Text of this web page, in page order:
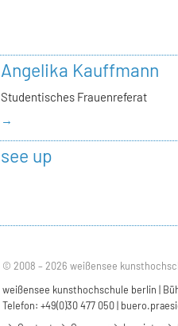
Angelika Kauffmann
Studentisches Frauenreferat
→
see up
© 2008 – 2026 weißensee
weißensee kunsthochschule berlin |
Telefon: +49(0)30 477 050 |